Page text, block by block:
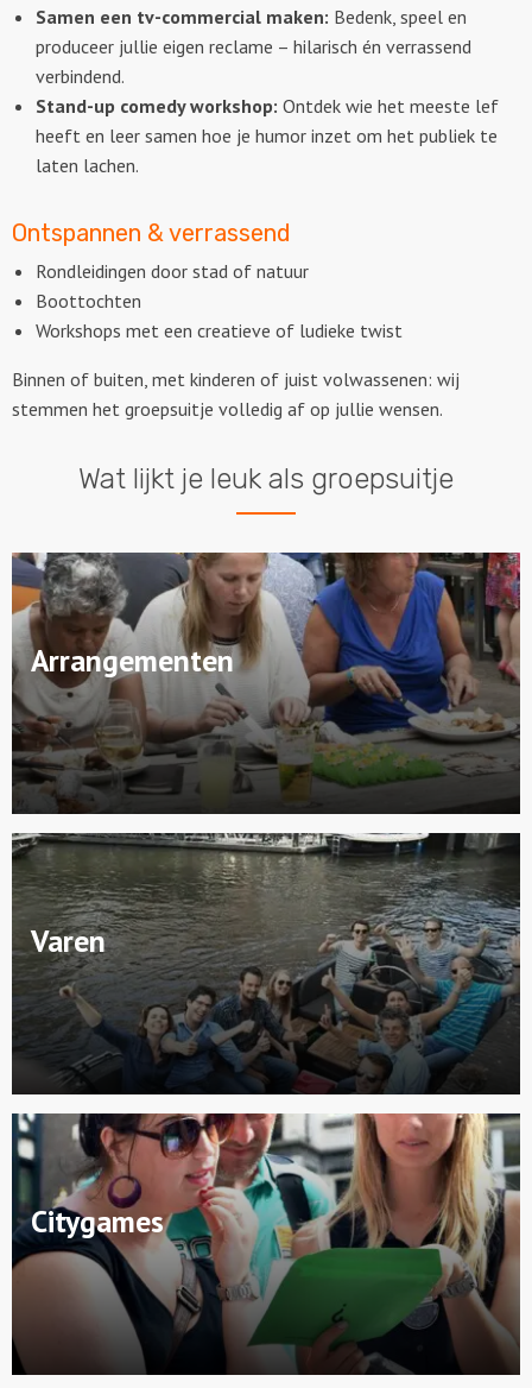
Dinnershows
Samen een tv-commercial maken: Bedenk, speel en
produceer jullie eigen reclame – hilarisch én verrassend
verbindend.
Stand-up comedy workshop: Ontdek wie het meeste lef
heeft en leer samen hoe je humor inzet om het publiek te
laten lachen.
Ontspannen & verrassend
Rondleidingen door stad of natuur
Boottochten
Workshops met een creatieve of ludieke twist
Binnen of buiten, met kinderen of juist volwassenen: wij
stemmen het groepsuitje volledig af op jullie wensen.
Wat lijkt je leuk als groepsuitje
Arrangementen
Varen
Citygames